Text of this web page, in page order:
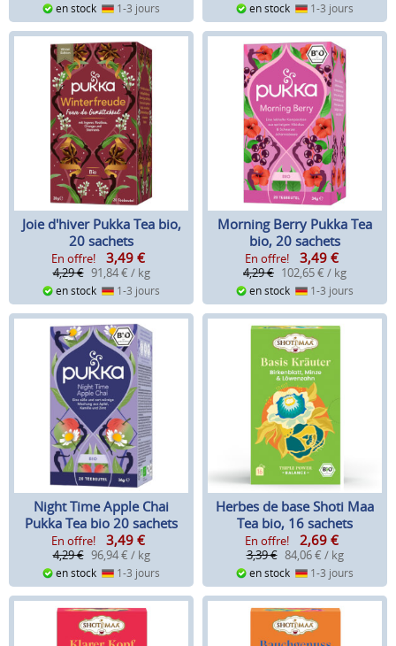
en stock 1-3 jours en stock 1-3 jours
Joie d'hiver Pukka Tea bio,
20 sachets
En offre! 3,49 €
4,29 € 91,84 € / kg
en stock 1-3 jours
Morning Berry Pukka Tea
bio, 20 sachets
En offre! 3,49 €
4,29 € 102,65 € / kg
en stock 1-3 jours
Night Time Apple Chai
Pukka Tea bio 20 sachets
En offre! 3,49 €
4,29 € 96,94 € / kg
en stock 1-3 jours
Herbes de base Shoti Maa
Tea bio, 16 sachets
En offre! 2,69 €
3,39 € 84,06 € / kg
en stock 1-3 jours